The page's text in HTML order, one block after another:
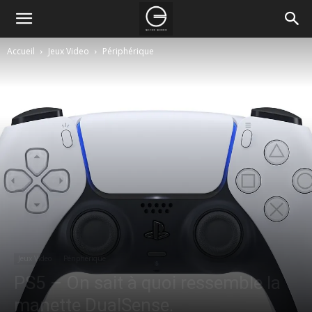
Accueil Jeux Video Périphérique
Jeux Video
PS5 – On sait à quoi ressemble la
manette DualSense.